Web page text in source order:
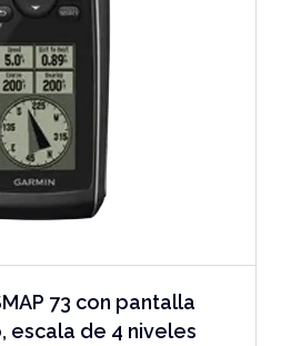
73 con pantalla
escala de 4 niveles